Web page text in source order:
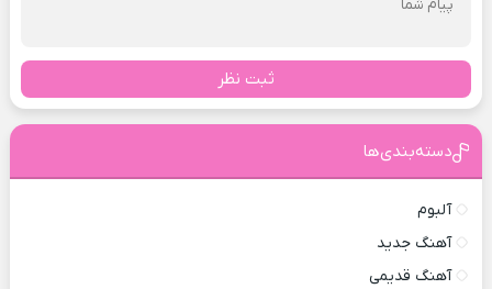
ثبت نظر
دسته‌بندی‌ها
آلبوم
آهنگ جدید
آهنگ قدیمی